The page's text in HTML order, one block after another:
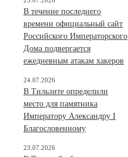
В течение последнего
времени официальный сайт
Российского Императорского
Дома подвергается
ежедневным атакам хакеров
В Тильзите определили
место для памятника
Императору Александру I
Благословенному
24.07.2026
23.07.2026